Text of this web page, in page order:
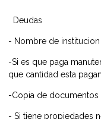
Deudas
- Nombre de
-Si es que paga
que cantidad esta
-Copia de
- Si tiene propiedades